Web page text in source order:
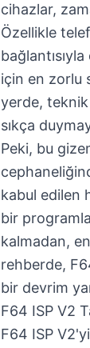
cihazlar,
Özellikle
için en zorlu
yerde, teknik
sıkça
Peki, bu
kabul edilen
bir
kalmadan,
rehberde,
bir devrim
F64 ISP V2
F64 ISP